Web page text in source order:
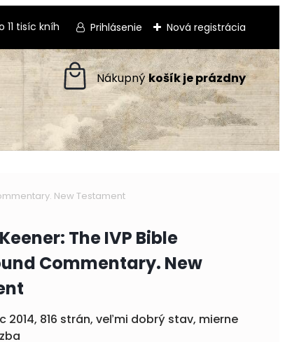
tisíc kníh Prihlásenie Nová registrácia
New Testament
The IVP Bible
Commentary. New
2014, 816 strán, veľmi dobrý stav, mierne